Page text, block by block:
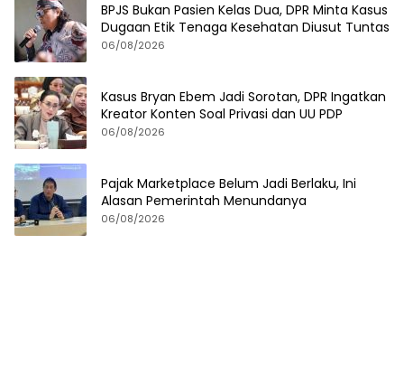
BPJS Bukan Pasien Kelas Dua, DPR Minta Kasus
Dugaan Etik Tenaga Kesehatan Diusut Tuntas
06/08/2026
Kasus Bryan Ebem Jadi Sorotan, DPR Ingatkan
Kreator Konten Soal Privasi dan UU PDP
06/08/2026
Pajak Marketplace Belum Jadi Berlaku, Ini
Alasan Pemerintah Menundanya
06/08/2026